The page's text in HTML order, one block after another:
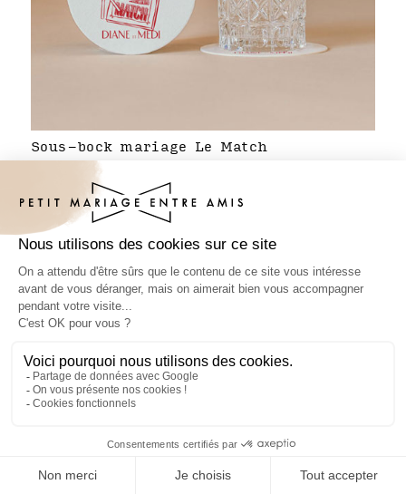
Sous-bock mariage Le Match